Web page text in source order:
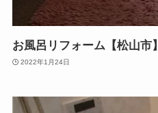
お風呂リフォーム【松山市】
2022年1月24日